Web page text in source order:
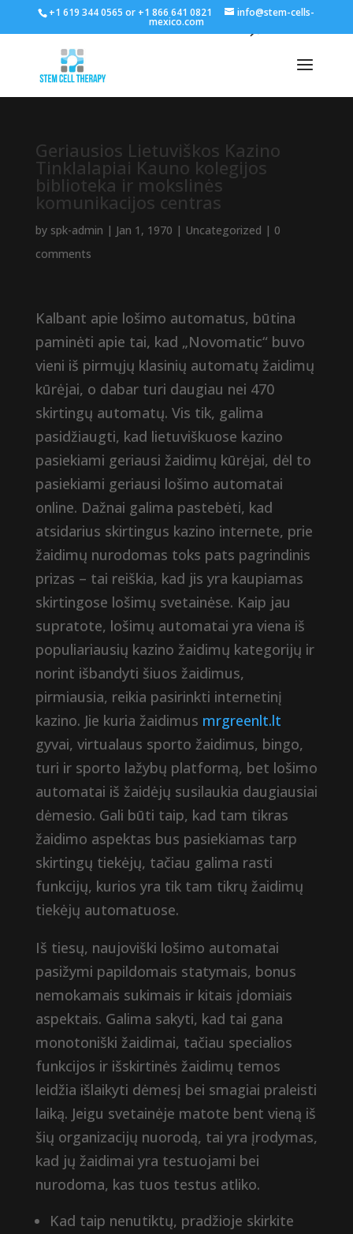
+1 619 344 0565 or +1 866 641 0821 info@stem-cells-
mexico.com
Geriausios Lietuviškos Kazino
Tinklalapiai Kauno kolegijos
biblioteka ir mokslinės
komunikacijos centras
by spk-admin | Jan 1, 1970 | Uncategorized | 0
comments
Kalbant apie lošimo automatus, būtina
paminėti apie tai, kad „Novomatic“ buvo
vieni iš pirmųjų klasinių automatų žaidimų
kūrėjai, o dabar turi daugiau nei 470
skirtingų automatų. Vis tik, galima
pasidžiaugti, kad lietuviškuose kazino
pasiekiami geriausi žaidimų kūrėjai, dėl to
pasiekiami geriausi lošimo automatai
online. Dažnai galima pastebėti, kad
atsidarius skirtingus kazino internete, prie
žaidimų nurodomas toks pats pagrindinis
prizas – tai reiškia, kad jis yra kaupiamas
skirtingose lošimų svetainėse. Kaip jau
supratote, lošimų automatai yra viena iš
populiariausių kazino žaidimų kategorijų ir
norint išbandyti šiuos žaidimus,
pirmiausia, reikia pasirinkti internetinį
kazino. Jie kuria žaidimus mrgreenlt.lt
gyvai, virtualaus sporto žaidimus, bingo,
turi ir sporto lažybų platformą, bet lošimo
automatai iš žaidėjų susilaukia daugiausiai
dėmesio. Gali būti taip, kad tam tikras
žaidimo aspektas bus pasiekiamas tarp
skirtingų tiekėjų, tačiau galima rasti
funkcijų, kurios yra tik tam tikrų žaidimų
tiekėjų automatuose.
Iš tiesų, naujoviški lošimo automatai
pasižymi papildomais statymais, bonus
nemokamais sukimais ir kitais įdomiais
aspektais. Galima sakyti, kad tai gana
monotoniški žaidimai, tačiau specialios
funkcijos ir išskirtinės žaidimų temos
leidžia išlaikyti dėmesį bei smagiai praleisti
laiką. Jeigu svetainėje matote bent vieną iš
šių organizacijų nuorodą, tai yra įrodymas,
kad jų žaidimai yra testuojami bei
nurodoma, kas tuos testus atliko.
Kad taip nenutiktų, pradžioje skirkite